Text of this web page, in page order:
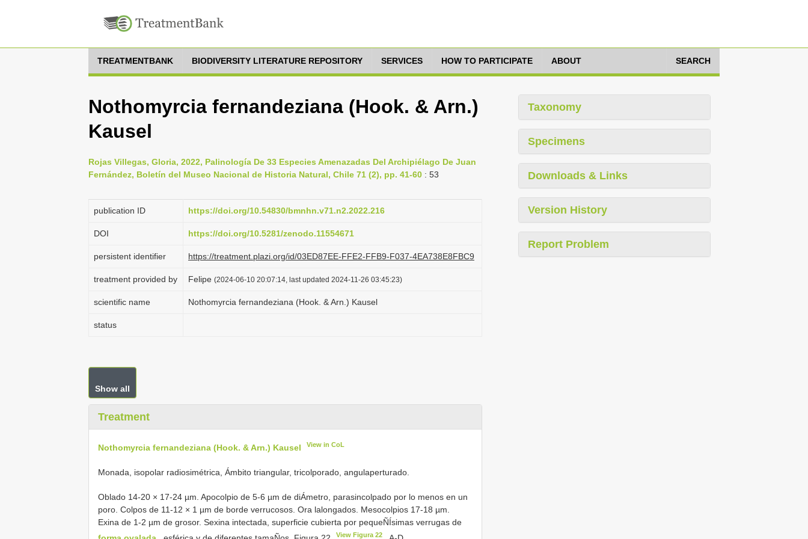
TREATMENTBANK BIODIVERSITY LITERATURE REPOSITORY SERVICES HOW TO PARTICIPATE ABOUT SEARCH
Nothomyrcia fernandeziana (Hook. & Arn.)
Kausel
Rojas Villegas, Gloria, 2022, Palinología De 33 Especies Amenazadas Del Archipiélago De Juan
Fernández, Boletín del Museo Nacional de Historia Natural, Chile 71 (2), pp. 41-60 : 53
publication ID https://doi.org/10.54830/bmnhn.v71.n2.2022.216
DOI https://doi.org/10.5281/zenodo.11554671
persistent identifier https://treatment.plazi.org/id/03ED87EE-FFE2-FFB9-F037-4EA738E8FBC9
treatment provided by Felipe (2024-06-10 20:07:14, last updated 2024-11-26 03:45:23)
scientific name Nothomyrcia fernandeziana (Hook. & Arn.) Kausel
status
Show all
Treatment
Nothomyrcia fernandeziana (Hook. & Arn.) Kausel View in CoL
Monada, isopolar radiosimétrica, Ámbito triangular, tricolporado, angulaperturado.
Oblado 14-20 × 17-24 µm. Apocolpio de 5-6 µm de diÁmetro, parasincolpado por lo menos en un
poro. Colpos de 11-12 × 1 µm de borde verrucosos. Ora lalongados. Mesocolpios 17-18 µm.
Exina de 1-2 µm de grosor. Sexina intectada, superficie cubierta por pequeÑÍsimas verrugas de
View Figura 22
Taxonomy
Specimens
Downloads & Links
Version History
Report Problem